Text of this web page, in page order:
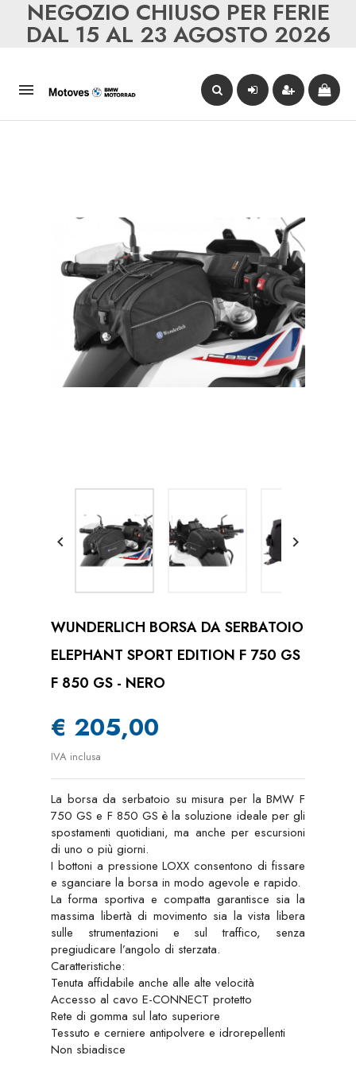
NEGOZIO CHIUSO PER FERIE
DAL 15 AL 23 AGOSTO 2026

 
WUNDERLICH BORSA DA SERBATOIO
ELEPHANT SPORT EDITION F 750 GS
F 850 GS - NERO
€ 205,00
IVA inclusa
La borsa da serbatoio su misura per la BMW F
750 GS e F 850 GS è la soluzione ideale per gli
spostamenti quotidiani, ma anche per escursioni
di uno o più giorni.
I bottoni a pressione LOXX consentono di fissare
e sganciare la borsa in modo agevole e rapido.
La forma sportiva e compatta garantisce sia la
massima libertà di movimento sia la vista libera
sulle strumentazioni e sul traffico, senza
pregiudicare l’angolo di sterzata.
Caratteristiche:
Tenuta affidabile anche alle alte velocità
Accesso al cavo E-CONNECT protetto
Rete di gomma sul lato superiore
Tessuto e cerniere antipolvere e idrorepellenti
Non sbiadisce